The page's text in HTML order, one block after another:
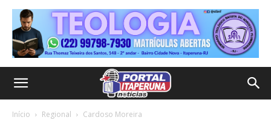
Início Regional Cardoso Moreira